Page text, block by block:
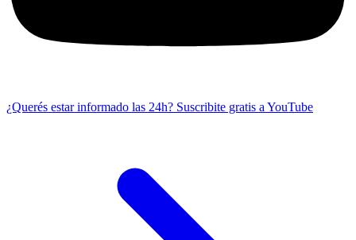
¿Querés estar informado las 24h? Suscribite gratis a YouTube